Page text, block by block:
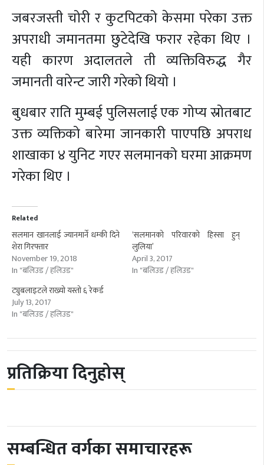
जबरजस्ती चोरी र कुटपिटको केसमा परेका उक्त
अपराधी जमानतमा छुटेदेखि फरार रहेका थिए ।
यही कारण अदालतले ती व्यक्तिविरुद्ध गैर
जमानती वारेन्ट जारी गरेको थियो ।
बुधबार राति मुम्बई पुलिसलाई एक गोप्य स्रोतबाट
उक्त व्यक्तिको बारेमा जानकारी पाएपछि अपराध
शाखाका ४ युनिट गएर सलमानको घरमा आक्रमण
गरेका थिए ।
Related
सलमान खानलाई ज्यानमार्ने धम्की दिने
शेरा गिरफ्तार
November 19, 2018
In "बलिउड / हलिउड"
‘सलमानको परिवारको हिस्सा हुन्
लुलिया’
April 3, 2017
In "बलिउड / हलिउड"
ट्युबलाइटले राख्यो यस्तो ६ रेकर्ड
July 13, 2017
In "बलिउड / हलिउड"
प्रतिक्रिया दिनुहोस्
सम्बन्धित वर्गका समाचारहरू